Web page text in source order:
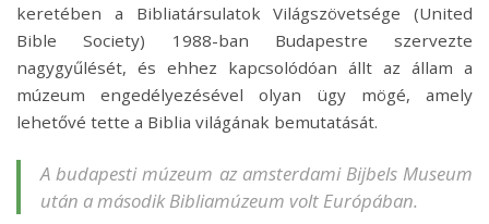
keretében a Bibliatársulatok Világszövetsége (United
Bible Society) 1988-ban Budapestre szervezte
nagygyűlését, és ehhez kapcsolódóan állt az állam a
múzeum engedélyezésével olyan ügy mögé, amely
lehetővé tette a Biblia világának bemutatását.
A budapesti múzeum az amsterdami Bijbels Museum
után a második Bibliamúzeum volt Európában.